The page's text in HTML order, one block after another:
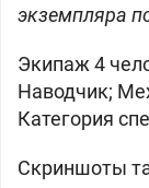
экземпляра
Экипаж 4
Наводчик;
Категория
Скриншоты